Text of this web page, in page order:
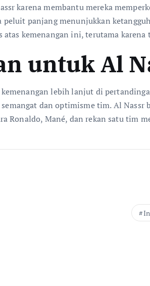
karena membantu mereka
peluit panjang menunjukkan
atas kemenangan ini, terutama
untuk Al
lebih lanjut di
dan optimisme tim. Al
Ronaldo, Mané, dan rekan satu tim